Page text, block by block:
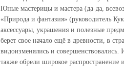
Юные мастерицы и мастера (да-да,
«Природа и фантазия» (руководитель
аксессуары, украшения и полезные
берет свое начало ещё в древности, в
видоизменялись и
также обрели широкое